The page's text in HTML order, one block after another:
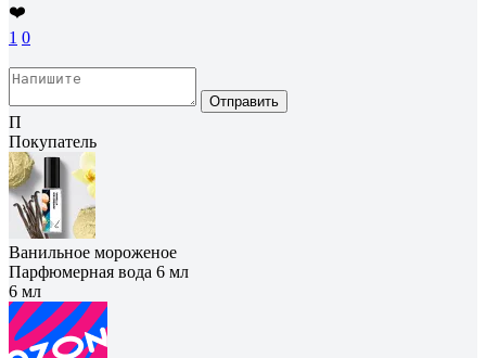
❤️
1 0
Отправить
П
Покупатель
Ванильное мороженое
Парфюмерная вода 6 мл
6 мл